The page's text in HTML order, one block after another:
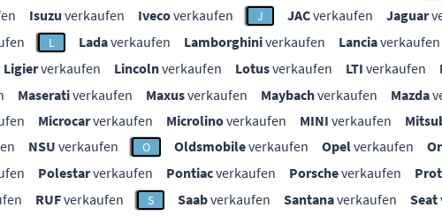
Isuzu verkaufen Ivecoverkaufen J JACverkaufen Jaguar
L Ladaverkaufen Lamborghiniverkaufen Lanciaverkaufen
Ligierverkaufen Lincolnverkaufen Lotusverkaufen LTI verkaufen
Maserativerkaufen Maxusverkaufen Maybachverkaufen Mazda
Microcarverkaufen Microlinoverkaufen MINI verkaufen
NSU verkaufen O Oldsmobileverkaufen Opelverkaufen
Polestarverkaufen Pontiacverkaufen Porscheverkaufen
RUFverkaufen S Saabverkaufen Santanaverkaufen Seat